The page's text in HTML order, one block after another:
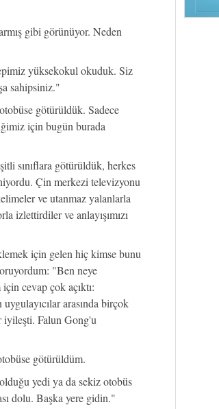
gibi görünüyor. Neden
yüksekokul okuduk. Siz
sahipsiniz."
götürüldük. Sadece
için bugün burada
sınıflara götürüldük, herkes
Çin merkezi televizyonu
ve utanmaz yalanlarla
izlettirdiler ve anlayışımızı
için gelen hiç kimse bunu
"Ben neye
cevap çok açıktı:
arasında birçok
iyileşti. Falun Gong'u
götürüldüm.
yedi ya da sekiz otobüs
dolu. Başka yere gidin."